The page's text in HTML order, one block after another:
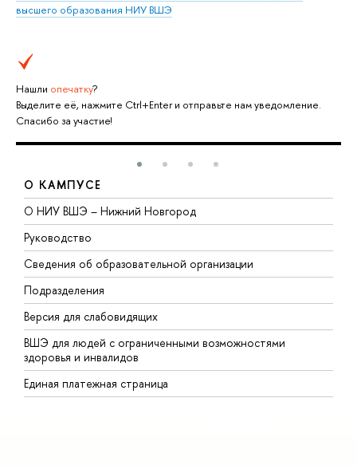
высшего образования НИУ ВШЭ
Нашли опечатку?
Выделите её, нажмите Ctrl+Enter и отправьте нам уведомление.
Спасибо за участие!
О КАМПУСЕ
О НИУ ВШЭ – Нижний Новгород
Руководство
Сведения об образовательной организации
Подразделения
Версия для слабовидящих
ВШЭ для людей с ограниченными возможностями
здоровья и инвалидов
Единая платежная страница